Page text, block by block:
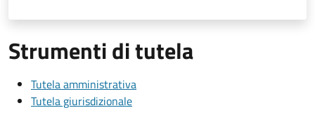
Strumenti di tutela
Tutela amministrativa
Tutela giurisdizionale